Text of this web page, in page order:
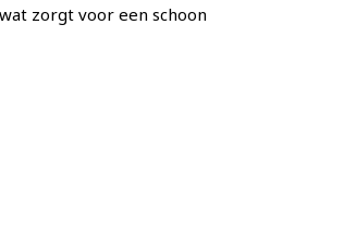
zorgt voor een schoon